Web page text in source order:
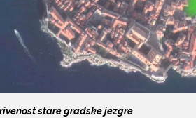
stare gradske jezgre